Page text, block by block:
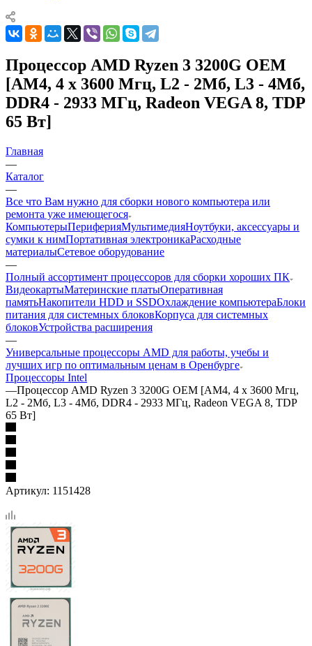
Процессор AMD Ryzen 3 3200G OEM
[AM4, 4 x 3600 Мгц, L2 - 2Мб, L3 - 4Мб,
DDR4 - 2933 МГц, Radeon VEGA 8, TDP
65 Вт]
Главная
—
Каталог
—
Все что Вам нужно для сборки нового компьютера или
ремонта уже имеющегося
КомпьютерыПериферияМультимедияНоутбуки, аксессуары и
сумки к нимПортативная электроникаРасходные
материалыСетевое оборудование
—
Полный ассортимент процессоров для сборки хороших ПК
ВидеокартыМатеринские платыОперативная
памятьНакопители HDD и SSDОхлаждение компьютераБлоки
питания для системных блоковКорпуса для системных
блоковУстройства расширения
—
Универсальные процессоры AMD для работы, учебы и
лучших игр по оптимальным ценам в Оренбурге
Процессоры Intel
—Процессор AMD Ryzen 3 3200G OEM [AM4, 4 x 3600 Мгц,
L2 - 2Мб, L3 - 4Мб, DDR4 - 2933 МГц, Radeon VEGA 8, TDP
65 Вт]
Артикул: 1151428